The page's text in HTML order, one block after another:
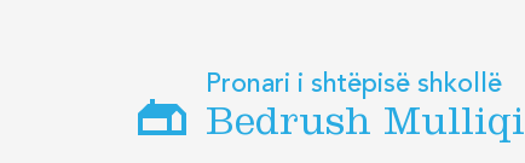
Pronari i shtëpisë shkollë
Bedrush Mulliqi